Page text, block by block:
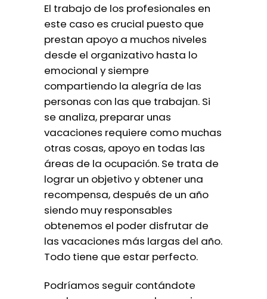
El trabajo de los profesionales en
este caso es crucial puesto que
prestan apoyo a muchos niveles
desde el organizativo hasta lo
emocional y siempre
compartiendo la alegría de las
personas con las que trabajan. Si
se analiza, preparar unas
vacaciones requiere como muchas
otras cosas, apoyo en todas las
áreas de la ocupación. Se trata de
lograr un objetivo y obtener una
recompensa, después de un año
siendo muy responsables
obtenemos el poder disfrutar de
las vacaciones más largas del año.
Todo tiene que estar perfecto.
Podríamos seguir contándote